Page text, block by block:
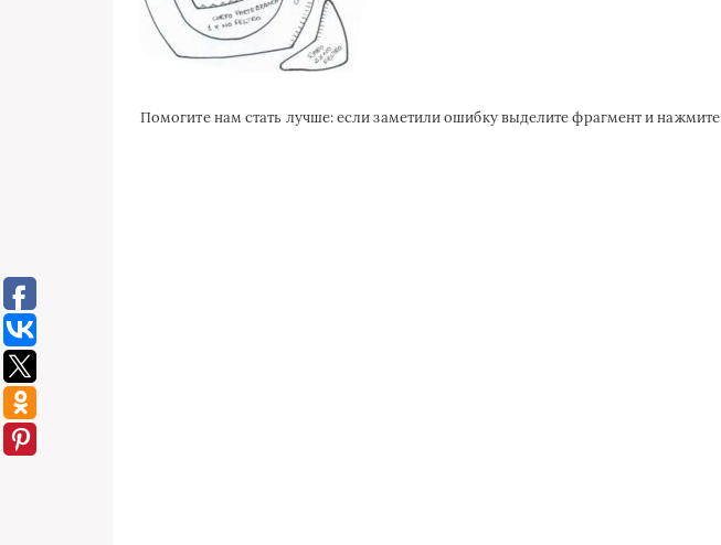
Помогите нам стать лучше: если заметили ошибку выделите фрагмент и нажмите